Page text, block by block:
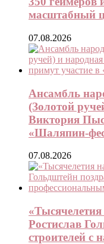
масштабный
07.08.2026
Ансамбль
(Золотой
Виктория
«Шаляпин-
07.08.2026
«Тысячелетия
Ростислав
строителей с